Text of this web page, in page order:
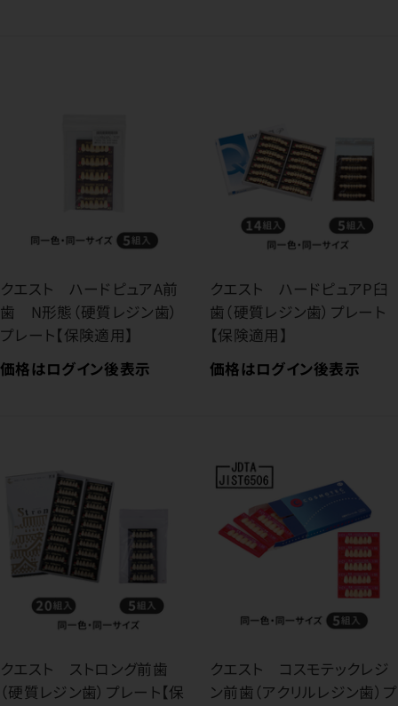
クエスト ハードピュアA前
歯 N形態（硬質レジン歯）
プレート【保険適用】
価格はログイン後表示
クエスト ハードピュアP臼
歯（硬質レジン歯）プレート
【保険適用】
価格はログイン後表示
クエスト ストロング前歯
（硬質レジン歯）プレート【保
クエスト コスモテックレジ
ン前歯（アクリルレジン歯）プ